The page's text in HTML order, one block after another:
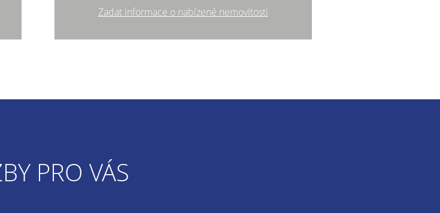
Zadat informace o nabízené nemovitosti
PRO VÁS